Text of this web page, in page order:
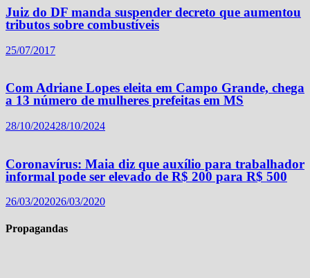
Juiz do DF manda suspender decreto que aumentou
tributos sobre combustíveis
25/07/2017
Com Adriane Lopes eleita em Campo Grande, chega
a 13 número de mulheres prefeitas em MS
28/10/202428/10/2024
Coronavírus: Maia diz que auxílio para trabalhador
informal pode ser elevado de R$ 200 para R$ 500
26/03/202026/03/2020
Propagandas